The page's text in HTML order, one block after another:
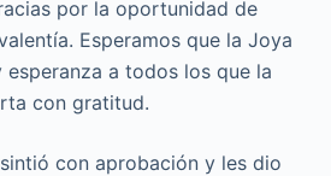
por la oportunidad de
Esperamos que la Joya
a todos los que la
con gratitud.
con aprobación y les dio